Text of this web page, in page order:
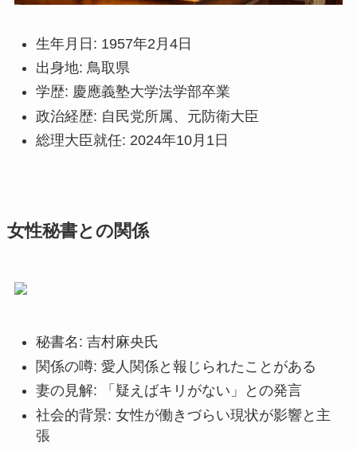
生年月日: 1957年2月4日
出身地: 鳥取県
学歴: 慶應義塾大学法学部卒業
政治経歴: 自民党所属、元防衛大臣
総理大臣就任: 2024年10月1日
女性秘書との関係
秘書名: 吉村麻央氏
関係の噂: 愛人関係と報じられたことがある
妻の見解: 「疑えばキリがない」との発言
社会的背景: 女性が働きづらい現状が影響と主
張